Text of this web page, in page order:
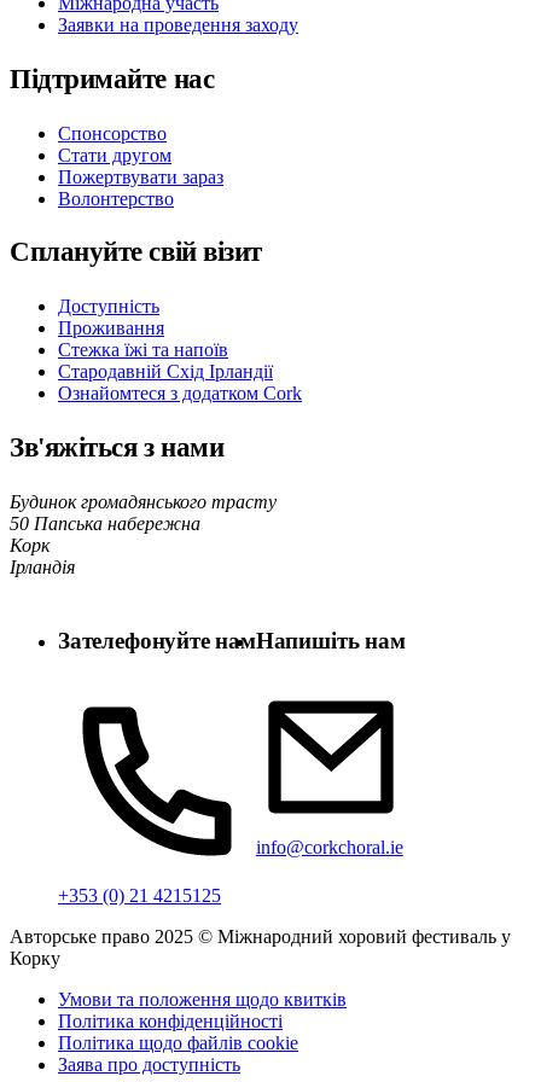
Заявки на проведення заходу
Підтримайте нас
Спонсорство
Стати другом
Пожертвувати зараз
Волонтерство
Сплануйте свій візит
Доступність
Проживання
Стежка їжі та напоїв
Стародавній Схід Ірландії
Ознайомтеся з додатком Cork
Зв'яжіться з нами
Будинок громадянського трасту
50 Папська набережна
Корк
Ірландія
Зателефонуйте нам
+353 (0) 21 4215125
Напишіть нам
info@corkchoral.ie
Авторське право 2025 © Міжнародний хоровий фестиваль у
Корку
Умови та положення щодо квитків
Політика конфіденційності
Політика щодо файлів cookie
Заява про доступність